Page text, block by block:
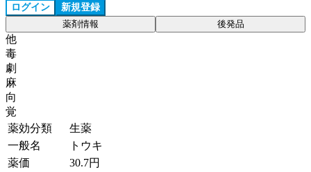
ログイン 新規登録
薬剤情報 後発品
他
毒
劇
麻
向
覚
薬効分類
生薬
一般名
トウキ
薬価
30.7円